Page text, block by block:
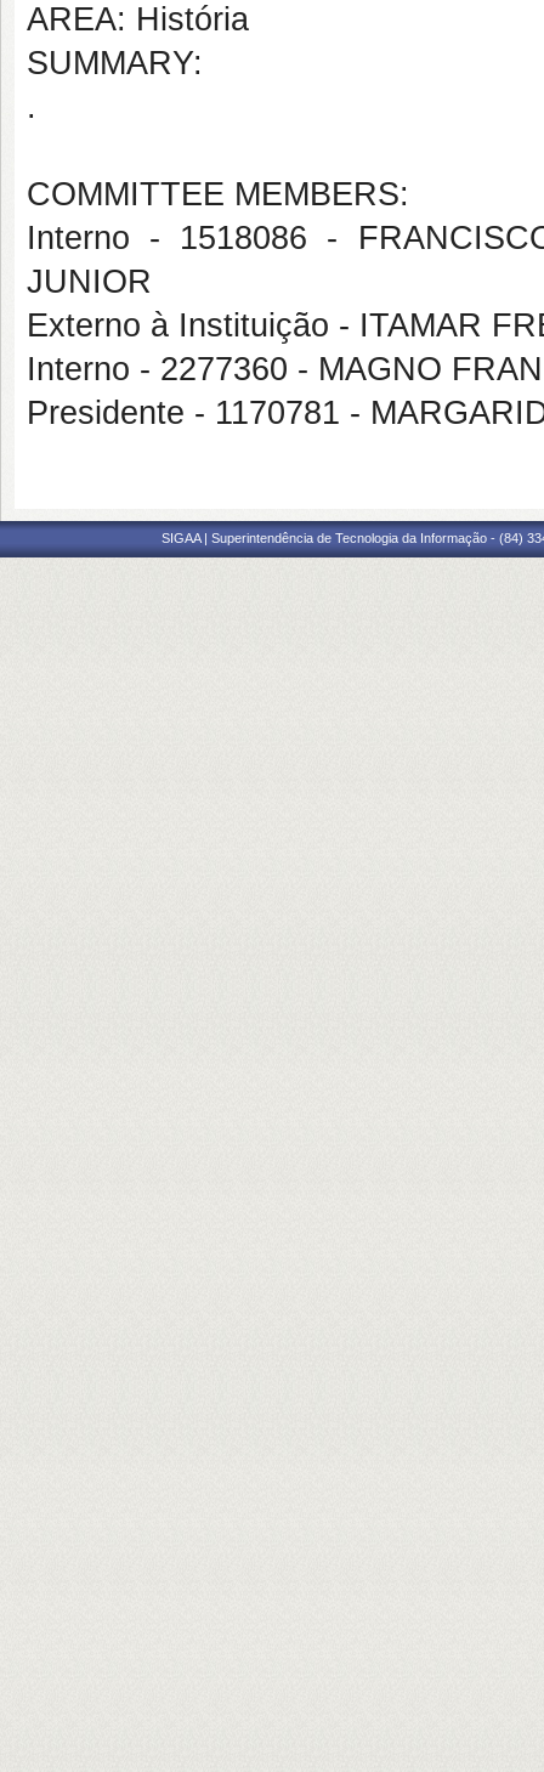
AREA: História
SUMMARY:
.
COMMITTEE MEMBERS:
Interno - 1518086 -
JUNIOR
Externo à Instituição - ITAMAR
Interno - 2277360 - MAGNO
Presidente - 1170781 -
SIGAA | Superintendência de Tecnologia da Informação - (84)